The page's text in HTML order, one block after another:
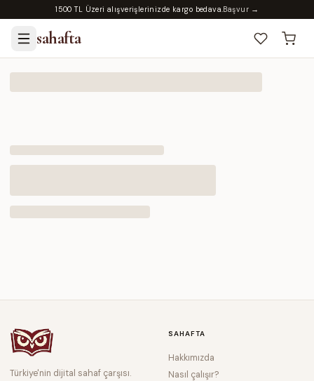
1500 TL Üzeri alışverişlerinizde kargo bedava.Başvur →
sahafta
Türkiye'nin dijital sahaf çarşısı.
SAHAFTA
Hakkımızda
Nasıl çalışır?